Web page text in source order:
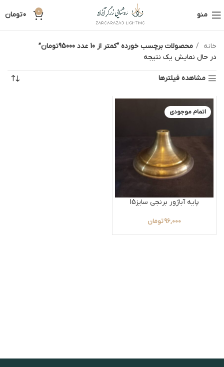
منو 0
0تومان
خانه
محصولات برچسب خورده “کمتر از 10 عدد 95000تومان”
در حال نمایش یک نتیجه
مشاهده فیلترها
اتمام موجودی
پایه آباژور برنجی سایز15
96,000تومان